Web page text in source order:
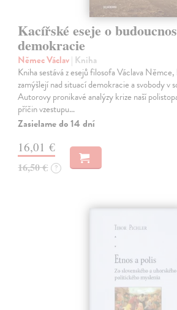
Kacířské eseje o
demokracie
Němec Václav| Kniha
Kniha sestává z esejů filosofa Václava
zamýšlejí nad situací demokracie a svobody v
Autorovy pronikavé analýzy krize naší
příčin vzestupu…
Zasielame do 14 dní
16,01 €
16,50 € ?